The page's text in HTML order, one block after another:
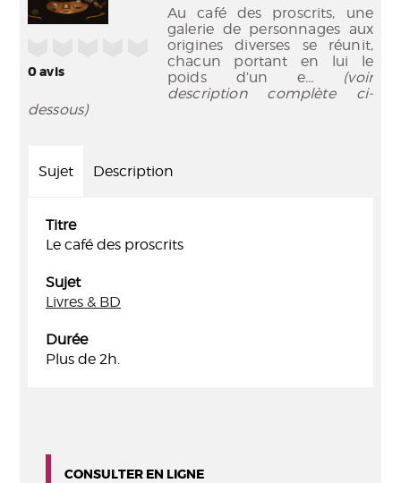
0avis
Au café des proscrits, une
galerie de personnages aux
origines diverses se réunit,
chacun portant en lui le
poids d’un e... (voir
description complète ci-
dessous)
Sujet Description
Titre
Le café des proscrits
Sujet
Livres & BD
Durée
Plus de 2h.
CONSULTER EN LIGNE